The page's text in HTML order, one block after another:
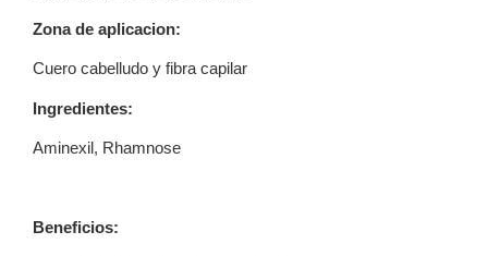
Zona de aplicacion:
Cuero cabelludo y fibra capilar
Ingredientes:
Aminexil, Rhamnose
Beneficios: